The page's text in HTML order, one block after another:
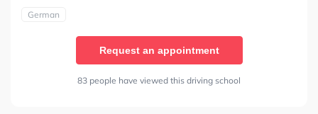
German
Request an appointment
83 people have viewed this driving school